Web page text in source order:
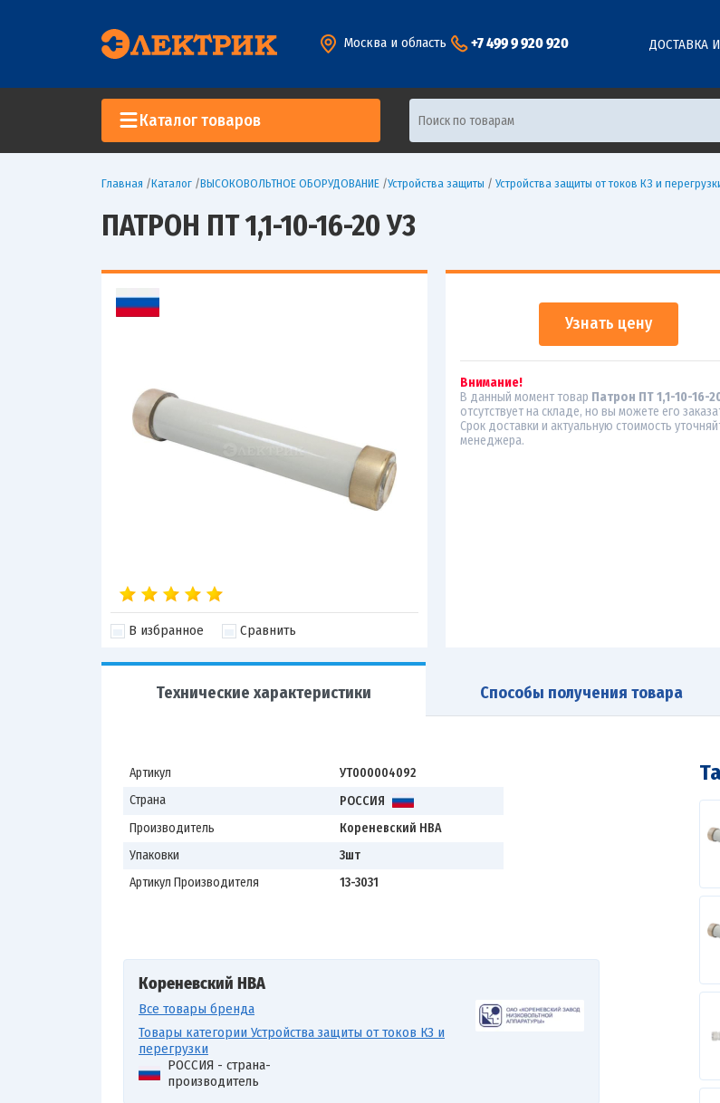
Москва и область +7 499 9 920 920 ДОСТАВКА
Каталог товаров
Главная /Каталог /ВЫСОКОВОЛЬТНОЕ ОБОРУДОВАНИЕ /Устройства защиты / Устройства защиты от токов КЗ и
ПАТРОН ПТ 1,1-10-16-20 У3
В избранное Сравнить
Узнать цену
Внимание!
В данный момент товар Патрон ПТ 1,1-10-16-
отсутствует на складе, но вы можете его
Срок доставки и актуальную стоимость
менеджера.
Технические характеристики Способы получения товара
Артикул
УТ000004092
Страна
РОССИЯ
Производитель
Кореневский НВА
Упаковки
3шт
Артикул Производителя
13-3031
Кореневский НВА
Все товары бренда
Товары категории Устройства защиты от токов КЗ и
перегрузки
РОССИЯ - страна-
производитель